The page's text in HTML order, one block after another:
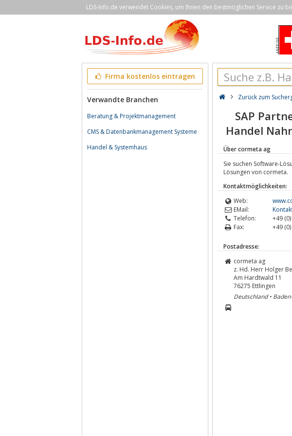
LDS-Info.de verwendet Cookies, um Ihnen den bestmöglichen Service zu
Firma kostenlos eintragen
Verwandte Branchen
Beratung & Projektmanagement
CMS & Datenbankmanagement Systeme
Handel & Systemhaus
Zurück zum
SAP
Handel
Über cormeta ag
Sie suchen Software-
Lösungen von cormeta.
Kontaktmöglichkeiten:
Web:
EMail:
Telefon:
+49
Fax:
+49
Postadresse:
cormeta ag
z. Hd. Herr Holger
Am Hardtwald 11
76275 Ettlingen
Deutschland •